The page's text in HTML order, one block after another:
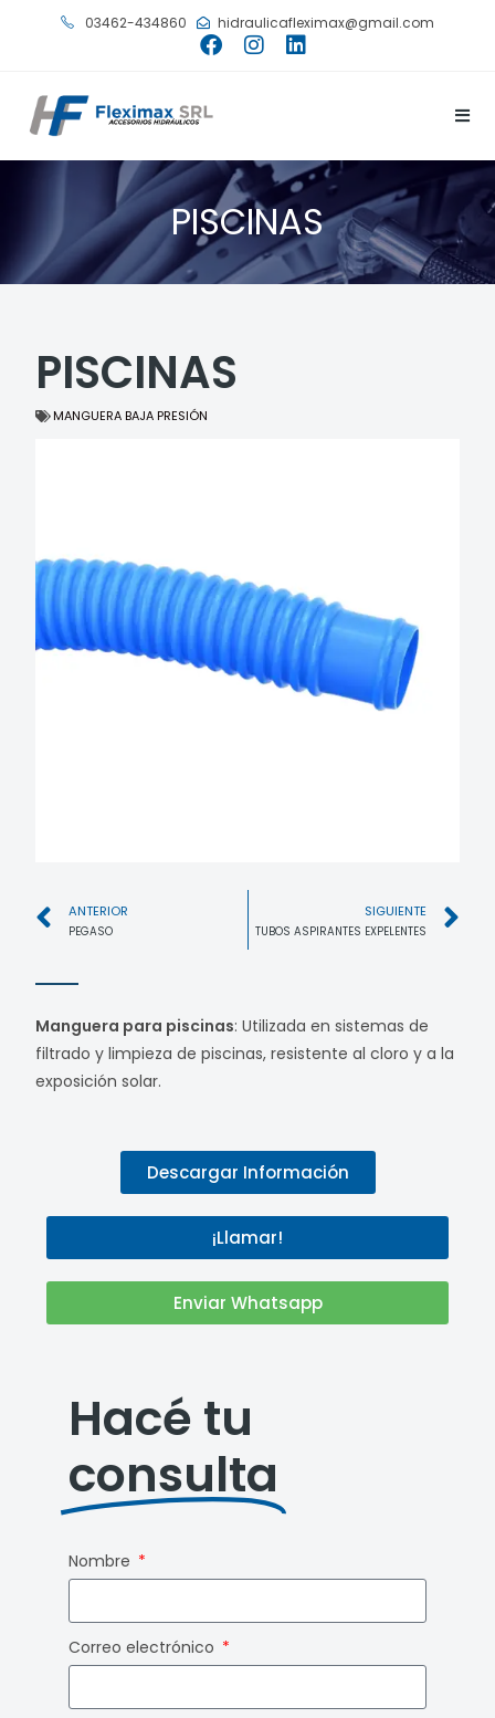
03462-434860 hidraulicafleximax@gmail.com
PISCINAS
PISCINAS
MANGUERA BAJA PRESIÓN
ANTERIOR
PEGASO
SIGUIENTE
TUBOS ASPIRANTES EXPELENTES
Manguera para piscinas: Utilizada en sistemas de
filtrado y limpieza de piscinas, resistente al cloro y a la
exposición solar.
Descargar Información
¡Llamar!
Enviar Whatsapp
Hacé tu
consulta
Nombre
Correo electrónico